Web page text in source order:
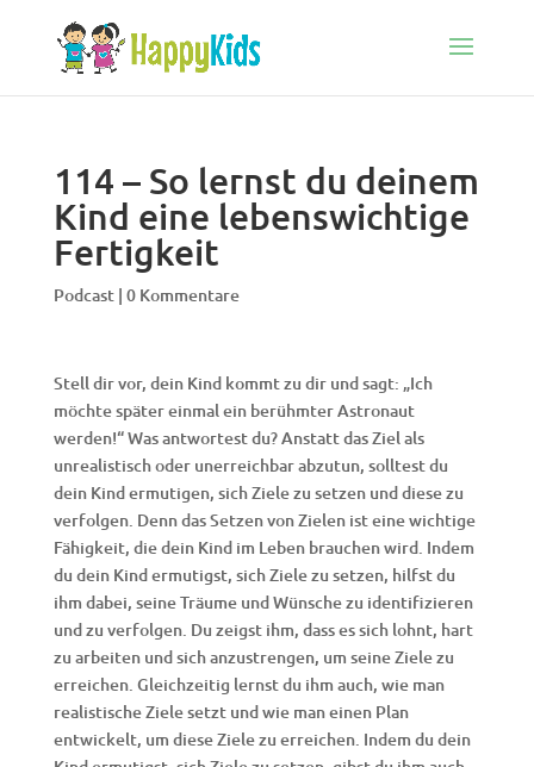
114 – So lernst du deinem
Kind eine lebenswichtige
Fertigkeit
Podcast| 0 Kommentare
Stell dir vor, dein Kind kommt zu dir und sagt: „Ich
möchte später einmal ein berühmter Astronaut
werden!“ Was antwortest du? Anstatt das Ziel als
unrealistisch oder unerreichbar abzutun, solltest du
dein Kind ermutigen, sich Ziele zu setzen und diese zu
verfolgen. Denn das Setzen von Zielen ist eine wichtige
Fähigkeit, die dein Kind im Leben brauchen wird. Indem
du dein Kind ermutigst, sich Ziele zu setzen, hilfst du
ihm dabei, seine Träume und Wünsche zu identifizieren
und zu verfolgen. Du zeigst ihm, dass es sich lohnt, hart
zu arbeiten und sich anzustrengen, um seine Ziele zu
erreichen. Gleichzeitig lernst du ihm auch, wie man
realistische Ziele setzt und wie man einen Plan
entwickelt, um diese Ziele zu erreichen. Indem du dein